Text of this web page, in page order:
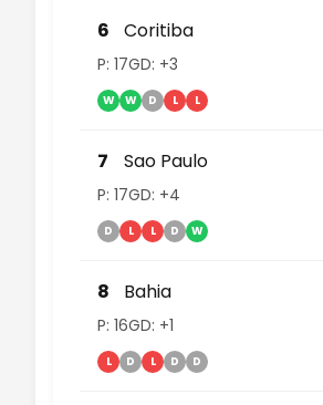
6 Coritiba
P: 17GD: +3
W W D L L
7 Sao Paulo
P: 17GD: +4
D L L D W
8 Bahia
P: 16GD: +1
L D L D D